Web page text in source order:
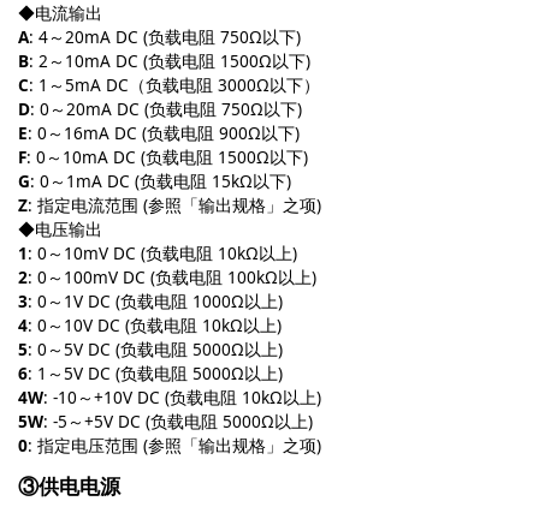
◆电流输出
A: 4～20mA DC (负载电阻 750Ω以下)
B: 2～10mA DC (负载电阻 1500Ω以下)
C: 1～5mA DC（负载电阻 3000Ω以下）
D: 0～20mA DC (负载电阻 750Ω以下)
E: 0～16mA DC (负载电阻 900Ω以下)
F: 0～10mA DC (负载电阻 1500Ω以下)
G: 0～1mA DC (负载电阻 15kΩ以下)
Z: 指定电流范围 (参照「输出规格」之项)
◆电压输出
1: 0～10mV DC (负载电阻 10kΩ以上)
2: 0～100mV DC (负载电阻 100kΩ以上)
3: 0～1V DC (负载电阻 1000Ω以上)
4: 0～10V DC (负载电阻 10kΩ以上)
5: 0～5V DC (负载电阻 5000Ω以上)
6: 1～5V DC (负载电阻 5000Ω以上)
4W: -10～+10V DC (负载电阻 10kΩ以上)
5W: -5～+5V DC (负载电阻 5000Ω以上)
0: 指定电压范围 (参照「输出规格」之项)
③供电电源